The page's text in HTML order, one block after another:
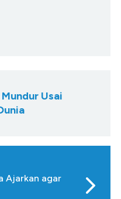
Usai
Ajarkan agar